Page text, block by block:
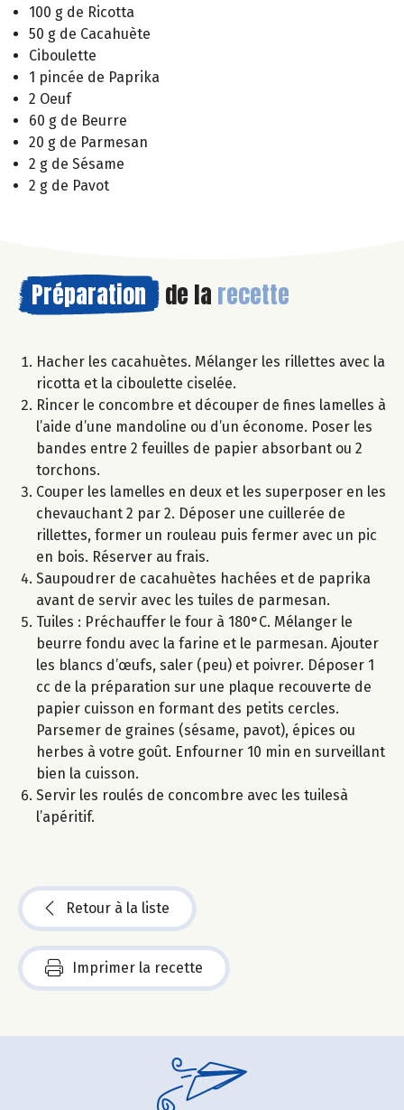
100 g de Ricotta
50 g de Cacahuète
Ciboulette
1 pincée de Paprika
2 Oeuf
60 g de Beurre
20 g de Parmesan
2 g de Sésame
2 g de Pavot
Préparation de la recette
Hacher les cacahuètes. Mélanger les rillettes avec la
ricotta et la ciboulette ciselée.
Rincer le concombre et découper de fines lamelles à
l’aide d’une mandoline ou d’un économe. Poser les
bandes entre 2 feuilles de papier absorbant ou 2
torchons.
Couper les lamelles en deux et les superposer en les
chevauchant 2 par 2. Déposer une cuillerée de
rillettes, former un rouleau puis fermer avec un pic
en bois. Réserver au frais.
Saupoudrer de cacahuètes hachées et de paprika
avant de servir avec les tuiles de parmesan.
Tuiles : Préchauffer le four à 180°C. Mélanger le
beurre fondu avec la farine et le parmesan. Ajouter
les blancs d’œufs, saler (peu) et poivrer. Déposer 1
cc de la préparation sur une plaque recouverte de
papier cuisson en formant des petits cercles.
Parsemer de graines (sésame, pavot), épices ou
herbes à votre goût. Enfourner 10 min en surveillant
bien la cuisson.
Servir les roulés de concombre avec les tuilesà
l’apéritif.
Retour à la liste
Imprimer la recette